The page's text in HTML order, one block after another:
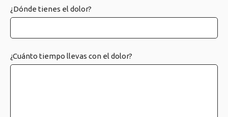
¿Dónde tienes el dolor?
¿Cuánto tiempo llevas con el dolor?